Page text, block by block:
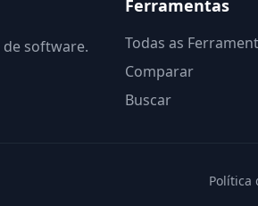
software.
Ferramentas
Todas as
Comparar
Buscar
Política